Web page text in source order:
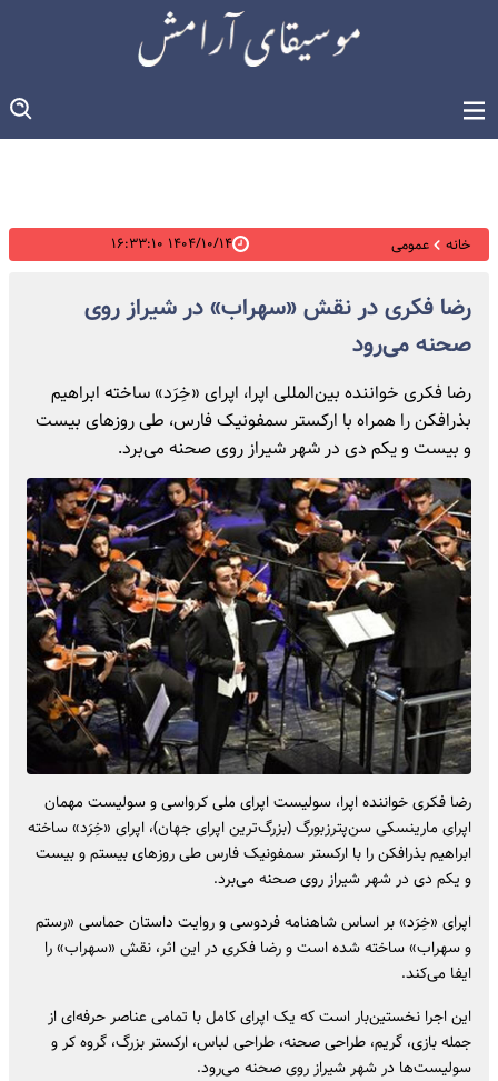
خانه عمومی ۱۴۰۴/۱۰/۱۴ ۱۶:۳۳:۱۰
رضا فکری در نقش «سهراب» در شیراز روی
صحنه می‌رود
رضا فکری خواننده بین‌المللی اپرا، اپرای «خِرَد» ساخته ابراهیم
بذرافکن را همراه با ارکستر سمفونیک فارس، طی روزهای بیست
و بیست و یکم دی در شهر شیراز روی صحنه می‌برد.
رضا فکری خواننده اپرا، سولیست اپرای ملی کرواسی و سولیست مهمان
اپرای مارینسکی سن‌پترزبورگ (بزرگ‌ترین اپرای جهان)، اپرای «خِرَد» ساخته
ابراهیم بذرافکن را با ارکستر سمفونیک فارس طی روزهای بیستم و بیست
و یکم دی در شهر شیراز روی صحنه می‌برد.
اپرای «خِرَد» بر اساس شاهنامه فردوسی و روایت داستان حماسی «رستم
و سهراب» ساخته شده است و رضا فکری در این اثر، نقش «سهراب» را
ایفا می‌کند.
این اجرا نخستین‌بار است که یک اپرای کامل با تمامی عناصر حرفه‌ای از
جمله بازی، گریم، طراحی صحنه، طراحی لباس، ارکستر بزرگ، گروه کر و
سولیست‌ها در شهر شیراز روی صحنه می‌رود.